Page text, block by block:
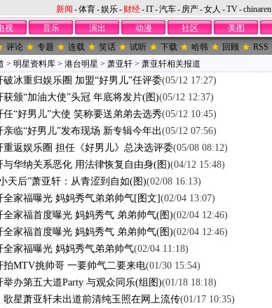
新闻 -体育-娱乐- 财经-IT-汽车- 房产-女人 -TV-chinaren
视 音乐 演出 动漫 社区 美图
评论 专题 连载 笑话 试听 下载 哈韩 回顾 RSS
> 明星资料库 > 港台明星 > 萧亚轩 > 萧亚轩相关报道
破冰重归娱乐圈 加盟“好男儿”任评委(05/12 17:27)
获颁“加油大使”头冠 年底将发片(图)(05/12 12:37)
任“好男儿”大使 笑称要送弟弟去选秀(05/12 10:45)
亲临“好男儿”发布现场 新专辑今年出(05/12 07:56)
重返娱乐圈 担任《好男儿》总决选评委(05/08 08:12)
与华纳关系恶化 用法律恢复自由身(图)(04/12 15:48)
天后”萧亚轩：从青涩到自如(图)(02/08 16:13)
全家福曝光 妈妈秀气弟弟帅气[图文](02/04 13:07)
全家福首度曝光 妈妈秀气 弟弟帅气(图)(02/04 12:46)
全家福首度曝光 妈妈秀气 弟弟帅气(图)(02/04 12:46)
全家福曝光 妈妈秀气弟弟帅气(02/04 11:18)
拍MTV挑帅哥 一要帅气二要来电(01/30 15:54)
举办第五大道Party 与观众同乐(组图)(01/18 18:18)
歌星萧亚轩未出道前清纯玉照在网上流传(01/17 10:35)